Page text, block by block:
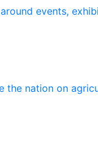
events,
the nation on